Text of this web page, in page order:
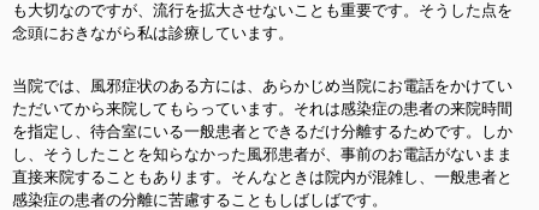
も大切なのですが、流行を拡大させないことも重要です。そうした点を
念頭におきながら私は診療しています。
当院では、風邪症状のある方には、あらかじめ当院にお電話をかけてい
ただいてから来院してもらっています。それは感染症の患者の来院時間
を指定し、待合室にいる一般患者とできるだけ分離するためです。しか
し、そうしたことを知らなかった風邪患者が、事前のお電話がないまま
直接来院することもあります。そんなときは院内が混雑し、一般患者と
感染症の患者の分離に苦慮することもしばしばです。